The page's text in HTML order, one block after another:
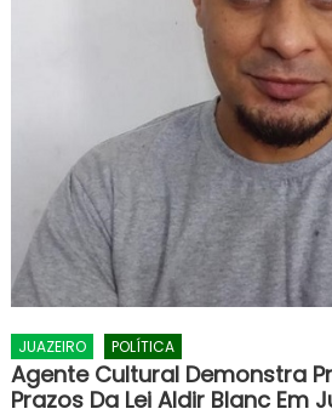
JUAZEIRO POLÍTICA
Agente Cultural Demonstra
Prazos Da Lei Aldir Blanc Em